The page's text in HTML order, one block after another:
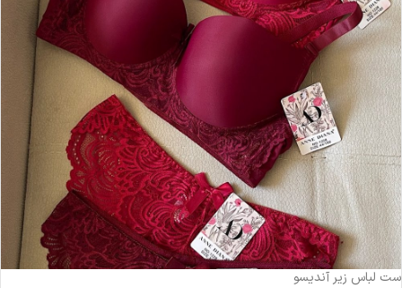
-17%
ست لباس زیر آندیسو